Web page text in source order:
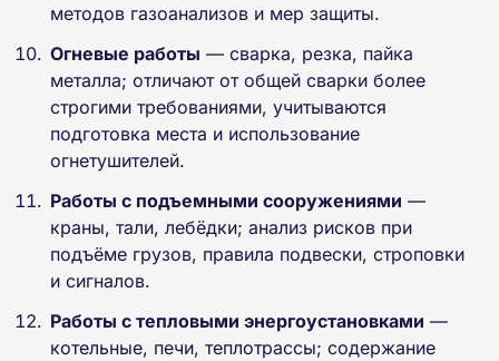
методов газоанализов и мер защиты.
Огневые работы — сварка, резка, пайка
металла; отличают от общей сварки более
строгими требованиями, учитываются
подготовка места и использование
огнетушителей.
Работы с подъемными сооружениями —
краны, тали, лебёдки; анализ рисков при
подъёме грузов, правила подвески, строповки
и сигналов.
Работы с тепловыми энергоустановками —
котельные, печи, теплотрассы; содержание